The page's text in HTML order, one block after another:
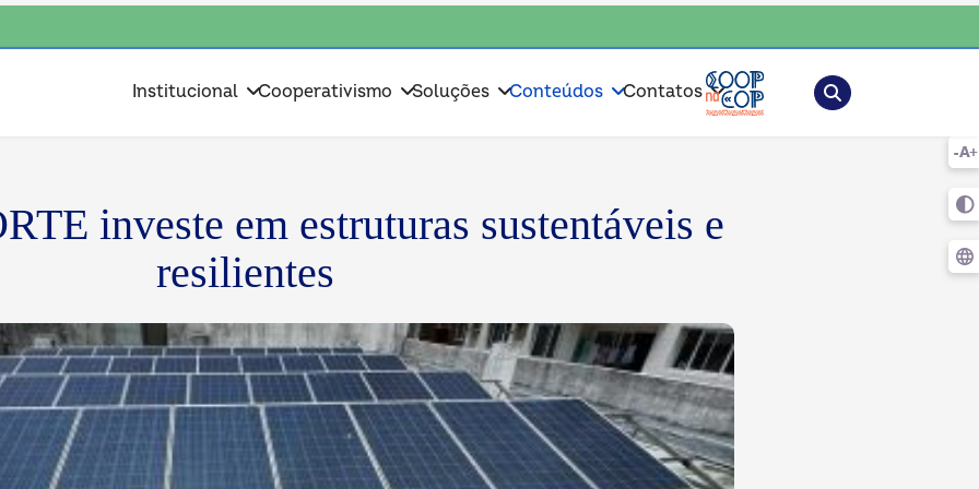
Institucional Cooperativismo Soluções Conteúdos Contatos Pesquisar
investe em estruturas sustentáveis e
resilientes